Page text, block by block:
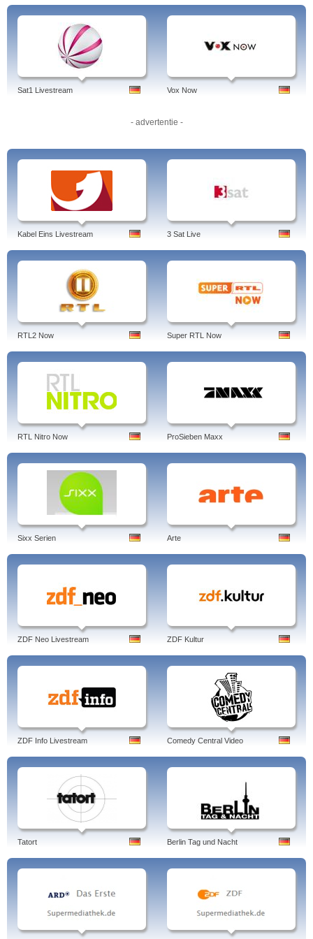
Tags: prosieben maxx, one piece, live stream, live, anime, programm, naruto,
hd, now, empfangen, nfl
Sat1 Livestream Vox Now
- advertentie -
Kabel Eins Livestream 3 Sat Live
RTL2 Now Super RTL Now
RTL Nitro Now ProSieben Maxx
Sixx Serien Arte
ZDF Neo Livestream ZDF Kultur
ZDF Info Livestream Comedy Central Video
Tatort Berlin Tag und Nacht